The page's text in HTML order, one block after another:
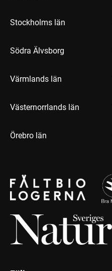
Stockholms län
Södra Älvsborg
Värmlands län
Västernorrlands län
Örebro län